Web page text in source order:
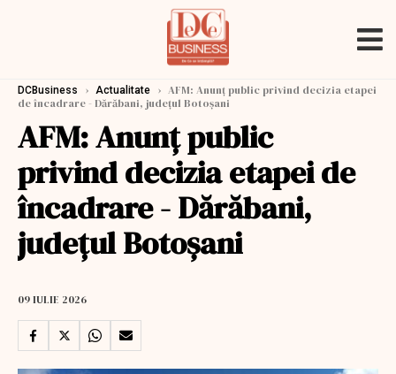
DCBusiness › Actualitate › AFM: Anunţ public privind decizia etapei
de încadrare - Dărăbani, județul Botoșani
AFM: Anunţ public
privind decizia etapei de
încadrare - Dărăbani,
județul Botoșani
09 IULIE 2026